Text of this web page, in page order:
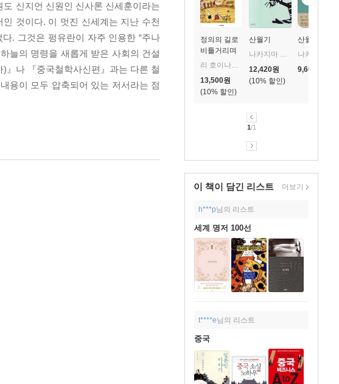
정의의 길로
비틀거리며
가다
10%
13,500원
산월기
10%
12,420원
산월기
9,660
1/1
이 책이 담긴 리스트 더보기
h***p님의 리스트
세계 명저 100선
t****e님의 리스트
중국
신지언 신원인 신사론 신세훈이라는
것이다. 이 멋진 신세계는 지난 수천
. 그것은 펑유란이 자주 인용한 “주나
늘의 명령을 새롭게 받은 사회의 건설
』나 『중국철학사신편』과는 다른 철
용이 모두 압축되어 있는 저서라는 점